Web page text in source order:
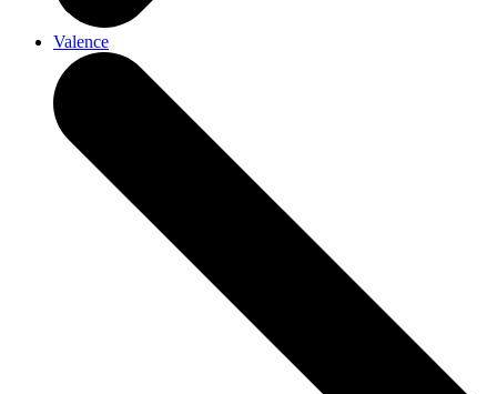
Valence